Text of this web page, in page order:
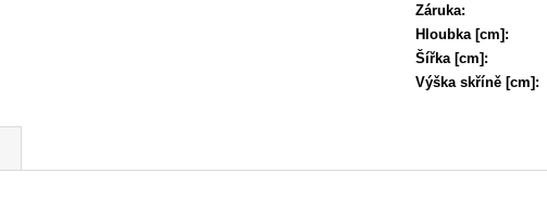
Záruka:
Hloubka [cm]:
Šířka [cm]:
Výška skříně [cm]: